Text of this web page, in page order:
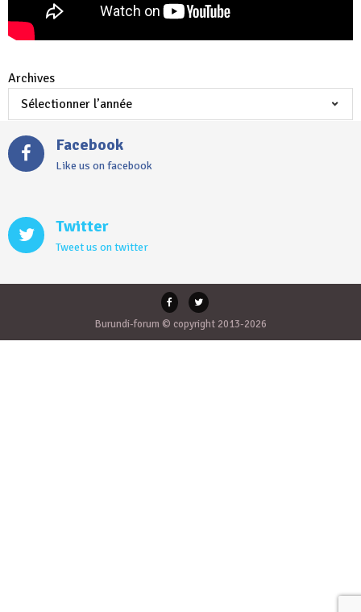
Archives
Facebook
Like us on facebook
Twitter
Tweet us on twitter
Burundi-forum © copyright 2013-2026